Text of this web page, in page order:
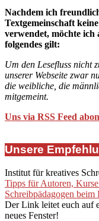
Nachdem ich
Textgemeinschaft
verwendet, möchte ich
folgendes gilt:
Um den Lesefluss nicht
unserer Webseite zwar
die weibliche, die
mitgemeint.
Uns via RSS Feed
Unsere
Institut für kreatives
Tipps für Autoren,
Schreibpädagogen
Der Link leitet euch auf
neues Fenster!